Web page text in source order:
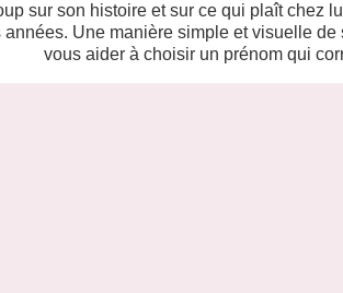
sur son histoire et sur ce qui plaît
Une manière simple et visuelle
vous aider à choisir un prénom qui